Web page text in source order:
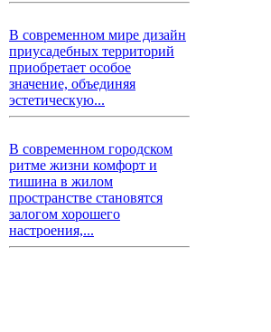
В современном мире дизайн
приусадебных территорий
приобретает особое
значение, объединяя
эстетическую...
В современном городском
ритме жизни комфорт и
тишина в жилом
пространстве становятся
залогом хорошего
настроения,...